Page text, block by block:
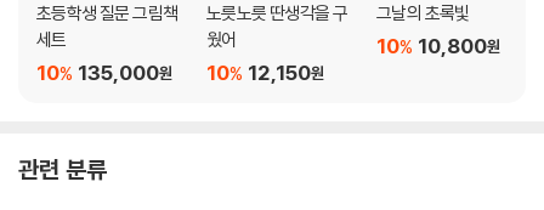
초등학생 질문 그림책
세트
135,000원
10%
노릇노릇 딴생각을 구
웠어
12,150원
10%
그날의 초록빛
10,800원
10%
관련 분류